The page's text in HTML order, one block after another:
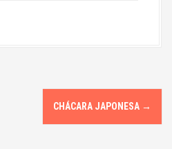
CHÁCARA JAPONESA →